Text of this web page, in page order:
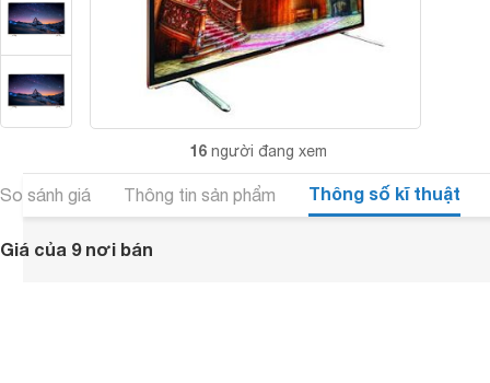
16 người đang xem
So sánh giá Thông tin sản phẩm Thông số kĩ thuật
Giá của 9 nơi bán